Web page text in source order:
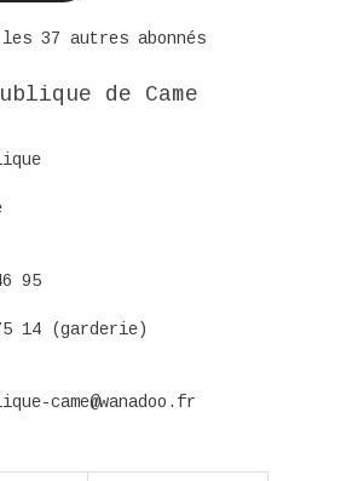
37 autres abonnés
de Came
95
14 (garderie)
came@wanadoo.fr